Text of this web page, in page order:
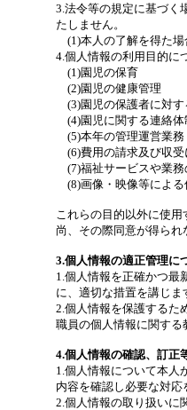
3.法令等の規定に基づく
たしません。
(1)本人の了解を得た場
4.個人情報の利用目的に
(1)園児の保育
(2)園児の健康管理
(3)園児の保護者に対す
(4)園児に関する連絡体
(5)本年の管理運営業務
(6)費用の請求及び収受
(7)福祉サービスや業務
(8)画像・映像等による
これらの目的以外に使
尚、その際同意が得ら
3.個人情報の適正管理に
1.個人情報を正確かつ最
に、適切な措置を講じま
2.個人情報を保護するた
職員の個人情報に関する
4.個人情報の確認、訂正
1.個人情報について本人
内容を確認し必要な対応
2.個人情報の取り扱いに